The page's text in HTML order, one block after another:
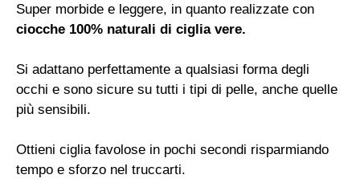
Super morbide e leggere, in quanto realizzate con
ciocche 100% naturali di ciglia vere.
Si adattano perfettamente a qualsiasi forma degli
occhi e sono sicure su tutti i tipi di pelle, anche quelle
più sensibili.
Ottieni ciglia favolose in pochi secondi risparmiando
tempo e sforzo nel truccarti.